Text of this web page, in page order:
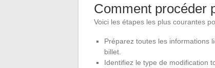
Comment procéder
Voici les étapes les plus courantes
Préparez toutes les informations
billet.
Identifiez le type de modification